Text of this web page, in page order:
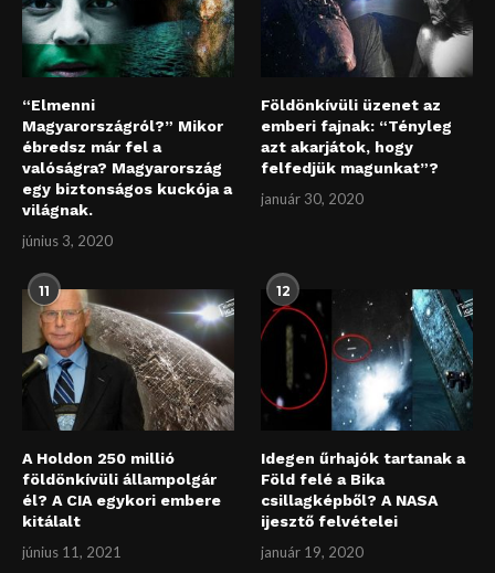
“Elmenni
Magyarországról?” Mikor
ébredsz már fel a
valóságra? Magyarország
egy biztonságos kuckója a
világnak.
június 3, 2020
Földönkívüli üzenet az
emberi fajnak: “Tényleg
azt akarjátok, hogy
felfedjük magunkat”?
január 30, 2020
11
A Holdon 250 millió
földönkívüli állampolgár
él? A CIA egykori embere
kitálalt
június 11, 2021
12
Idegen űrhajók tartanak a
Föld felé a Bika
csillagképből? A NASA
ijesztő felvételei
január 19, 2020